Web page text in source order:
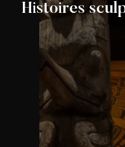
Histoires